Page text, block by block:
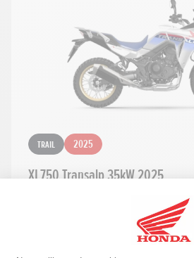
Trail 2025
XL750 Transalp 35kW 2025